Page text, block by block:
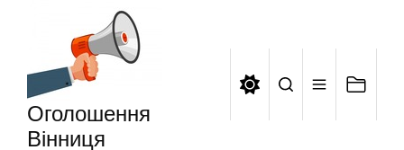
Оголошення
Вінниця